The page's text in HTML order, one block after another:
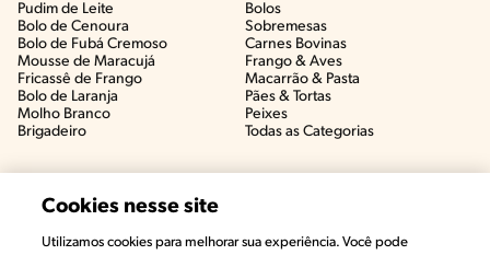
Pudim de Leite
Bolo de Cenoura
Bolo de Fubá Cremoso
Mousse de Maracujá
Fricassê de Frango
Bolo de Laranja
Molho Branco
Brigadeiro
Bolos
Sobremesas
Carnes Bovinas​
Frango & Aves​
Macarrão & Pasta​
Pães & Tortas​
Peixes
Todas as Categorias
Cookies nesse site
Utilizamos cookies para melhorar sua experiência. Você pode